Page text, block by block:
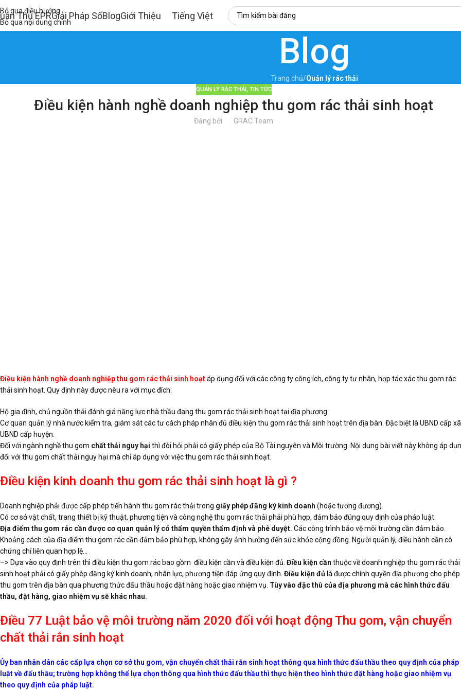
Bỏ qua điều hướng
Bỏ qua nội dung chính
Thủ EPRGiải Pháp SốBlogGiới Thiệu Tiếng Việt
Blog
Trang chủ/Quản lý rác thải
QUẢN LÝ RÁC THẢI, TIN TỨC
Điều kiện hành nghề doanh nghiệp thu gom rác thải sinh hoạt
Đăng bởi GRAC Team
Điều kiện hành nghề doanh nghiệp thu gom rác thải sinh hoạtáp dụng đối với các công ty công ích, công ty tư nhân, hợp tác xác thu gom rác
thải sinh hoạt. Quy định này được nêu ra với mục đích:
Hộ gia đình, chủ nguồn thải đánh giá năng lực nhà thầu đang thu gom rác thải sinh hoạt tại địa phương.
Cơ quan quản lý nhà nước kiểm tra, giám sát các tư cách pháp nhân đủ điều kiện thu gom rác thải sinh hoạt trên địa bàn. Đặc biệt là UBND cấp
UBND cấp huyện.
Đối với ngành nghề thu gom chất thải nguy hại thì đòi hỏi phải có giấy phép của Bộ Tài nguyên và Môi trường. Nội dung bài viết này không áp
đối với thu gom chất thải nguy hại mà chỉ áp dụng với việc thu gom rác thải sinh hoạt.
Điều kiện kinh doanh thu gom rác thải sinh hoạt là gì ?
Doanh nghiệp phải được cấp phép tiến hành thu gom rác thải trong giấy phép đăng ký kinh doanh (hoặc tương đương).
Có cơ sở vật chất, trang thiết bị kỹ thuật, phương tiện và công nghệ thu gom rác thải phải phù hợp, đảm bảo đúng quy định của pháp luật.
Địa điểm thu gom rác cần được cơ quan quản lý có thẩm quyền thẩm định và phê duyệt. Các công trình bảo vệ môi trường cần đảm bảo.
Khoảng cách của địa điểm thu gom rác cần đảm bảo phù hợp, không gây ảnh hưởng đến sức khỏe cộng đồng. Người quản lý, điều hành cần có
chứng chỉ liên quan hợp lệ…
–> Dựa vào quy định trên thì điều kiện thu gom rác bao gồm điều kiện cần và điều kiện đủ. Điều kiện cần thuộc về doanh nghiệp thu gom rác thải
sinh hoạt phải có giấy phép đăng ký kinh doanh, nhân lực, phương tiện đáp ứng quy định. Điều kiện đủ là được chính quyền địa phương cho phép
thu gom trên địa bàn qua phương thức đấu thầu hoặc đặt hàng hoặc giao nhiệm vụ. Tùy vào đặc thù của địa phương mà các hình thức đấu
thầu, đặt hàng, giao nhiệm vụ sẽ khác nhau.
Điều 77 Luật bảo vệ môi trường năm 2020 đối với hoạt động Thu gom, vận chuyển
chất thải rắn sinh hoạt
Ủy ban nhân dân các cấp lựa chọn cơ sở thu gom, vận chuyển chất thải rắn sinh hoạt thông qua hình thức đấu thầu theo quy định của pháp
luật về đấu thầu; trường hợp không thể lựa chọn thông qua hình thức đấu thầu thì thực hiện theo hình thức đặt hàng hoặc giao nhiệm vụ
theo quy định của pháp luật.